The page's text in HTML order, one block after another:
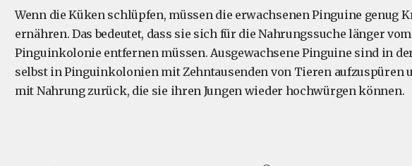
Wenn die Küken schlüpfen, müssen die erwachsenen Pinguine genug
ernähren. Das bedeutet, dass sie sich für die Nahrungssuche länger
Pinguinkolonie entfernen müssen. Ausgewachsene Pinguine sind in
selbst in Pinguinkolonien mit Zehntausenden von Tieren aufzuspüren
mit Nahrung zurück, die sie ihren Jungen wieder hochwürgen können.